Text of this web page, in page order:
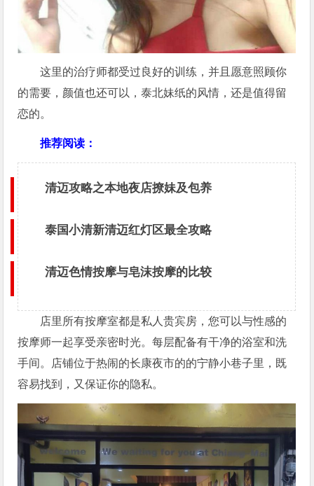
这里的治疗师都受过良好的训练，并且愿意照顾你
的需要，颜值也还可以，泰北妹纸的风情，还是值得留
恋的。
推荐阅读：
清迈攻略之本地夜店撩妹及包养
泰国小清新清迈红灯区最全攻略
清迈色情按摩与皂沫按摩的比较
店里所有按摩室都是私人贵宾房，您可以与性感的
按摩师一起享受亲密时光。每层配备有干净的浴室和洗
手间。店铺位于热闹的长康夜市的的宁静小巷子里，既
容易找到，又保证你的隐私。